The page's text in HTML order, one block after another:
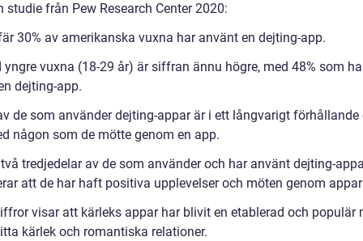
studie från Pew Research Center 2020:
30% av amerikanska vuxna har använt en dejting-app.
yngre vuxna (18-29 år) är siffran ännu högre, med 48% som
dejting-app.
de som använder dejting-appar är i ett långvarigt förhållande
någon som de mötte genom en app.
tredjedelar av de som använder och har använt dejting-
att de har haft positiva upplevelser och möten genom
visar att kärleks appar har blivit en etablerad och populär
kärlek och romantiska relationer.